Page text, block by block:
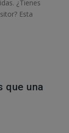
¿Tienes
Esta
que una